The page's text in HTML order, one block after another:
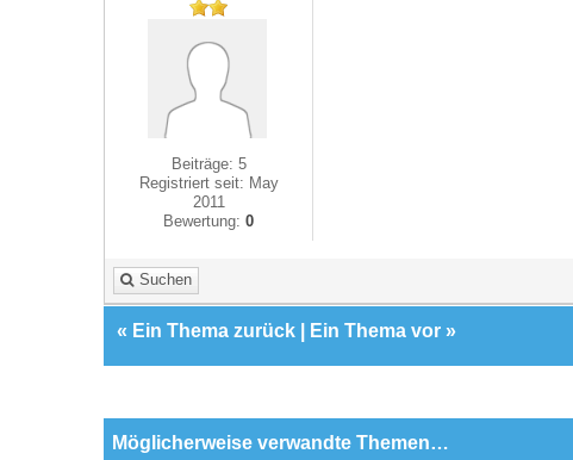
Beiträge: 5
Registriert seit: May
2011
Bewertung:0
Suchen
« Ein Thema zurück Ein Thema vor »
Möglicherweise verwandte Themen…